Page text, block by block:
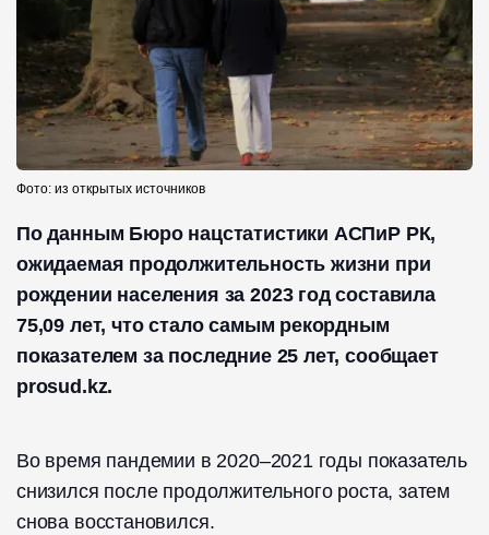
Фото: из открытых источников
По данным Бюро нацстатистики АСПиР РК,
ожидаемая продолжительность жизни при
рождении населения за 2023 год составила
75,09 лет, что стало самым рекордным
показателем за последние 25 лет, сообщает
prosud.kz.
Во время пандемии в 2020–2021 годы показатель
снизился после продолжительного роста, затем
снова восстановился.